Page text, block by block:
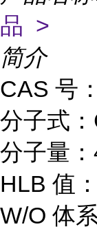
品 >
简介
CAS 号
分子式：
分子量
HLB 值
W/O 体系